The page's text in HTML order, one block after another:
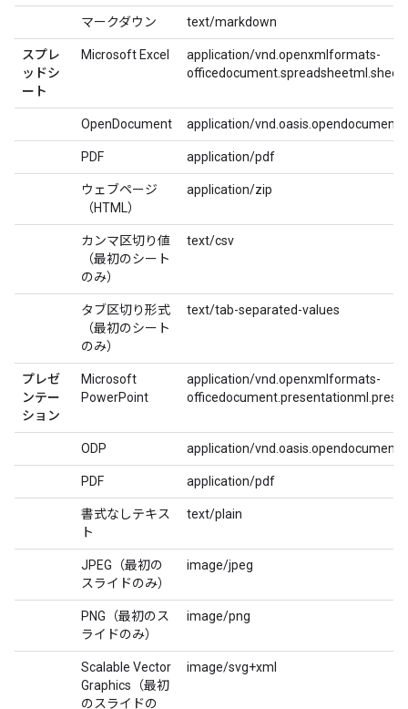
マークダウン text/markdown
スプレ
ッドシ
ート
Microsoft Excel
application/vnd.openxmlformats-
officedocument.spreadsheetml.sheet
OpenDocument application/
PDF application/pdf
ウェブページ
（HTML）
application/zip
カンマ区切り値
（最初のシート
のみ）
text/csv
タブ区切り形式
（最初のシート
のみ）
text/tab-separated-values
プレゼ
ンテー
ション
Microsoft
PowerPoint
application/vnd.openxmlformats-
ODP application/
PDF application/pdf
書式なしテキス
ト
text/plain
JPEG（最初の
スライドのみ）
image/jpeg
PNG（最初のス
ライドのみ）
image/png
Scalable Vector
Graphics（最初
のスライドの
image/svg+xml